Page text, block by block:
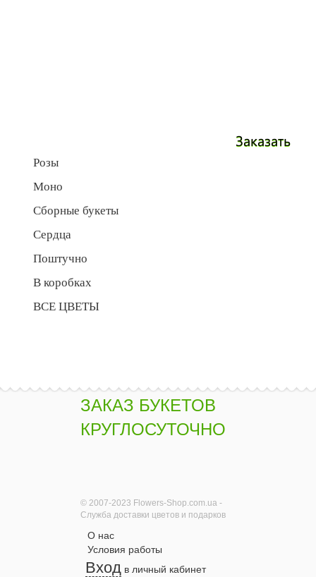
Заказать
Розы
Моно
Сборные букеты
Сердца
Поштучно
В коробках
ВСЕ ЦВЕТЫ
ЗАКАЗ БУКЕТОВ
КРУГЛОСУТОЧНО
© 2007-2023 Flowers-Shop.com.ua -
Служба доставки цветов и подарков
О нас
Условия работы
Вход в личный кабинет